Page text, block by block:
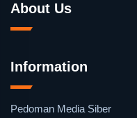
About Us
Information
Pedoman Media Siber